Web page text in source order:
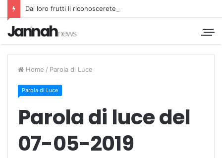
Dai loro frutti li riconoscerete
Home / Parola di Luce
Parola di Luce
Parola di luce del
07-05-2019